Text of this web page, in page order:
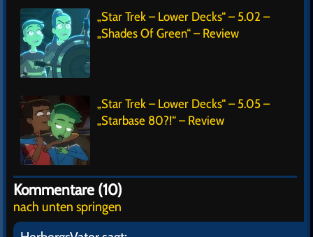
„Star Trek – Lower Decks“ – 5.02 –
„Shades Of Green“ – Review
„Star Trek – Lower Decks“ – 5.05 –
„Starbase 80?!“ – Review
Kommentare (10)
nach unten springen